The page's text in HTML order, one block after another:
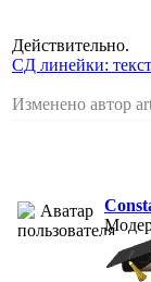
Действительно.
CД линейки:
Изменено автор